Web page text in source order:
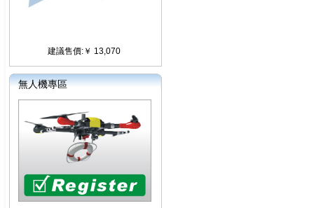
建議售價:￥ 13,070
無人機專區